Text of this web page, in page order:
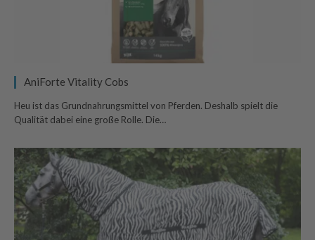
AniForte Vitality Cobs
Heu ist das Grundnahrungsmittel von Pferden. Deshalb spielt die
Qualität dabei eine große Rolle. Die…